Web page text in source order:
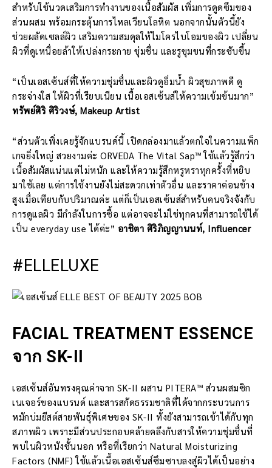
สำหรับใช้นวดเสริมการทำงานของเนื้อสัมผัส เพิ่มการดูดซึมของ
ส่วนผสม พร้อมกระตุ้นการไหลเวียนโลหิต นอกจากนั้นตัวนี้ยัง
ช่วยผลัดเซลล์ผิว เสริมความสมดุลให้ไมโครไบโอมของผิว เปลี่ยน
ผิวที่ดูเหนื่อยล้าให้เปล่งกระกาย ชุ่มชื่น และรูขุมขนที่กระชับขึ้น
“เป็นเอสเซ้นส์ที่ให้ความชุ่มชื่นและผิวดูอิ่มน้ำ ผิวสุขภาพดี ดู
กระจ่างใส ให้ผิวที่เรียบเนียน เนื้อเอสเซ้นส์ให้ความเข้มข้นมาก”
ทรัพย์ศิริ ศิริวงษ์, Makeup Artist
“ส่วนตัวเพิ่งเคยรู้จักแบรนด์นี้ เปิดกล่องมาแล้วตกใจในความแพ็ก
เกจยิ่งใหญ่ สวยงามค่ะ ORVEDA The Vital Sap™ ใช้แล้วรู้สึกว่า
เนื้อสัมผัสแน่นแต่ไม่หนัก และให้ความรู้สึกหรูหราทุกครั้งที่หยิบ
มาใช้เลย แต่การใช้งานยังไม่สะดวกเท่าตัวอื่น และราคาค่อนข้าง
สูงเมื่อเทียบกับปริมาณค่ะ แต่ก็เป็นเอสเซ้นส์สำหรับคนจริงจังกับ
การดูแลผิว มีกำลังในการซื้อ แต่อาจจะไม่ใช่ทุกคนที่สามารถใช้ได้
เป็น everyday use ได้ค่ะ” อาชิตา ศิริภิญญานนท์, Influencer
#ELLELUXE
FACIAL TREATMENT ESSENCE
จาก SK-II
เอสเซ้นส์อันทรงคุณค่าจาก SK-II ผสาน PITERA™ ส่วนผสมซิก
เนเจอร์ของแบรนด์ และสารสกัดธรรมชาติที่ได้จากกระบวนการ
หมักบ่มยีสต์สายพันธุ์พิเศษของ SK-II ทั้งยังสามารถเข้าได้กับทุก
สภาพผิว เพราะมีส่วนประกอบคล้ายคลึงกับสารให้ความชุ่มชื่นที่
พบในผิวหนังชั้นนอก หรือที่เรียกว่า Natural Moisturizing
Factors (NMF) ใช้แล้วเนื้อเอสเซ้นส์ซึมซาบลงสู่ผิวได้เป็นอย่าง